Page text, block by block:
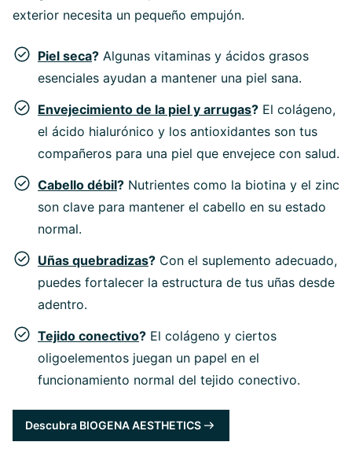
exterior necesita un pequeño empujón.
Piel seca? Algunas vitaminas y ácidos grasos
esenciales ayudan a mantener una piel sana.
Envejecimiento de la piel y arrugas? El colágeno,
el ácido hialurónico y los antioxidantes son tus
compañeros para una piel que envejece con salud.
Cabello débil? Nutrientes como la biotina y el zinc
son clave para mantener el cabello en su estado
normal.
Uñas quebradizas? Con el suplemento adecuado,
puedes fortalecer la estructura de tus uñas desde
adentro.
Tejido conectivo? El colágeno y ciertos
oligoelementos juegan un papel en el
funcionamiento normal del tejido conectivo.
Descubra BIOGENA AESTHETICS